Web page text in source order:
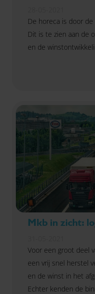
De horeca is door
Dit is te zien aan de
en de
Mkb in zicht:
Voor een groot deel
een vrij snel herstel
en de winst in het
Echter kenden de